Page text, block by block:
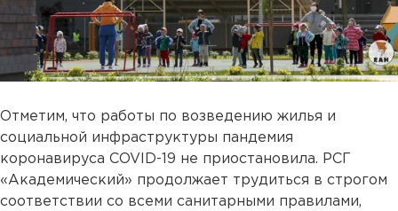
Отметим, что работы по возведению жилья и
социальной инфраструктуры пандемия
коронавируса COVID-19 не приостановила. РСГ
«Академический» продолжает трудиться в строгом
соответствии со всеми санитарными правилами,